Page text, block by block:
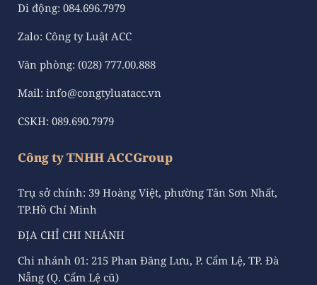
Di động: 084.696.7979
Zalo: Công ty Luật ACC
Văn phòng: (028) 777.00.888
Mail: info@congtyluatacc.vn
CSKH: 089.690.7979
Công ty TNHH ACCGroup
Trụ sở chính: 39 Hoàng Việt, phường Tân Sơn Nhất,
TP.Hồ Chí Minh
ĐỊA CHỈ CHI NHÁNH
Chi nhánh 01: 215 Phan Đăng Lưu, P. Cẩm Lệ, TP. Đà
Nẵng (Q. Cẩm Lệ cũ)